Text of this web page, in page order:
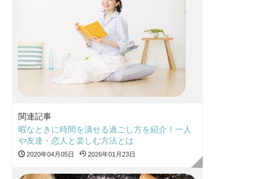
関連記事
暇なときに時間を潰せる過ごし方を紹介！一人
や友達・恋人と楽しむ方法とは
2020年04月05日 2026年01月23日